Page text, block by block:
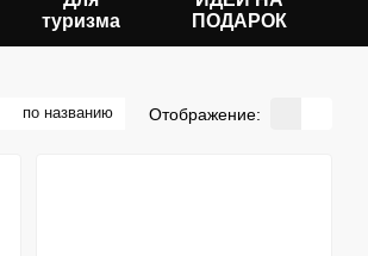
туризма
ПОДАРОК
по названию Отображение: